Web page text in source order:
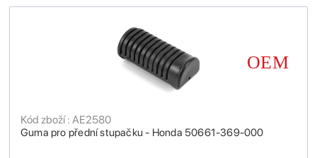
Guma pro přední stupačku - Honda 50661-369-000
Kód zboží : AE2580